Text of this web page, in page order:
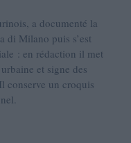
a documenté la
di Milano puis s’est
: en rédaction il met
et signe des
conserve un croquis